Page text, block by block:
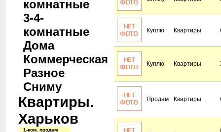
комнатные
3-4-
комнатные
Дома
Коммерческая
Разное
Сниму
Квартиры.
Харьков
1-ком. продам
Куплю Квартиры
Куплю Квартиры
Продам Квартиры